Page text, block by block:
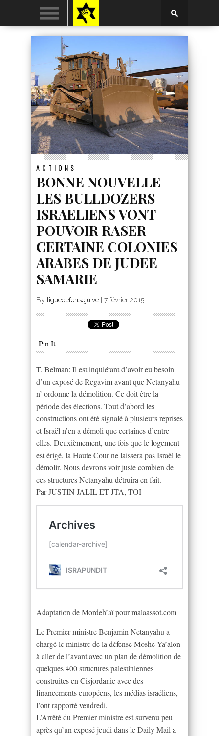
ACTIONS
BONNE NOUVELLE
LES BULLDOZERS
ISRAELIENS VONT
POUVOIR RASER
CERTAINE COLONIES
ARABES DE JUDEE
SAMARIE
By liguedefensejuive 7 février 2015
Pin It
T. Belman: Il est inquiétant d’avoir eu besoin
d’un exposé de Regavim avant que Netanyahu
n’ ordonne la démolition. Ce doit être la
période des élections. Tout d’abord les
constructions ont été signalé à plusieurs reprises
et Israël n’en a démoli que certaines d’entre
elles. Deuxièmement, une fois que le logement
est érigé, la Haute Cour ne laissera pas Israël le
démolir. Nous devrons voir juste combien de
ces structures Netanyahu détruira en fait.
Par JUSTIN JALIL ET JTA, TOI
Adaptation de Mordeh’aï pour malaassot.com
Le Premier ministre Benjamin Netanyahu a
chargé le ministre de la défense Moshe Ya’alon
à aller de l’avant avec un plan de démolition de
quelques 400 structures palestiniennes
construites en Cisjordanie avec des
financements européens, les médias israéliens,
l’ont rapporté vendredi.
L’Arrêté du Premier ministre est survenu peu
après qu’un exposé jeudi dans le Daily Mail a